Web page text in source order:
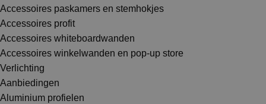
Accessoires paskamers en stemhokjes
Accessoires profit
Accessoires whiteboardwanden
Accessoires winkelwanden en pop-up store
Verlichting
Aanbiedingen
Aluminium profielen